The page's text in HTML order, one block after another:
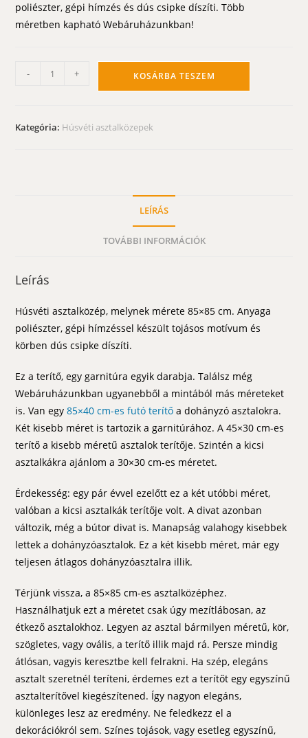
poliészter, gépi hímzés és dús csipke díszíti. Több
méretben kapható Webáruházunkban!
tojásos
- + KOSÁRBA TESZEM
Kategória: Húsvéti asztalközepek
LEÍRÁS
TOVÁBBI INFORMÁCIÓK
Leírás
Húsvéti asztalközép, melynek mérete 85×85 cm. Anyaga
poliészter, gépi hímzéssel készült tojásos motívum és
körben dús csipke díszíti.
Ez a terítő, egy garnitúra egyik darabja. Találsz még
Webáruházunkban ugyanebből a mintából más méreteket
is. Van egy 85×40 cm-es futó terítő a dohányzó asztalokra.
Két kisebb méret is tartozik a garnitúrához. A 45×30 cm-es
terítő a kisebb méretű asztalok terítője. Szintén a kicsi
asztalkákra ajánlom a 30×30 cm-es méretet.
Érdekesség: egy pár évvel ezelőtt ez a két utóbbi méret,
valóban a kicsi asztalkák terítője volt. A divat azonban
változik, még a bútor divat is. Manapság valahogy kisebbek
lettek a dohányzóasztalok. Ez a két kisebb méret, már egy
teljesen átlagos dohányzóasztalra illik.
Térjünk vissza, a 85×85 cm-es asztalközéphez.
Használhatjuk ezt a méretet csak úgy mezítlábosan, az
étkező asztalokhoz. Legyen az asztal bármilyen méretű, kör,
szögletes, vagy ovális, a terítő illik majd rá. Persze mindig
átlósan, vagyis keresztbe kell felrakni. Ha szép, elegáns
asztalt szeretnél teríteni, érdemes ezt a terítőt egy egyszínű
asztalterítővel kiegészítened. Így nagyon elegáns,
különleges lesz az eredmény. Ne feledkezz el a
dekorációkról sem. Színes tojások, vagy esetleg egyszínű,